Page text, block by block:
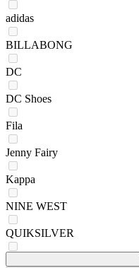
adidas
BILLABONG
DC
DC Shoes
Fila
Jenny Fairy
Kappa
NINE WEST
QUIKSILVER